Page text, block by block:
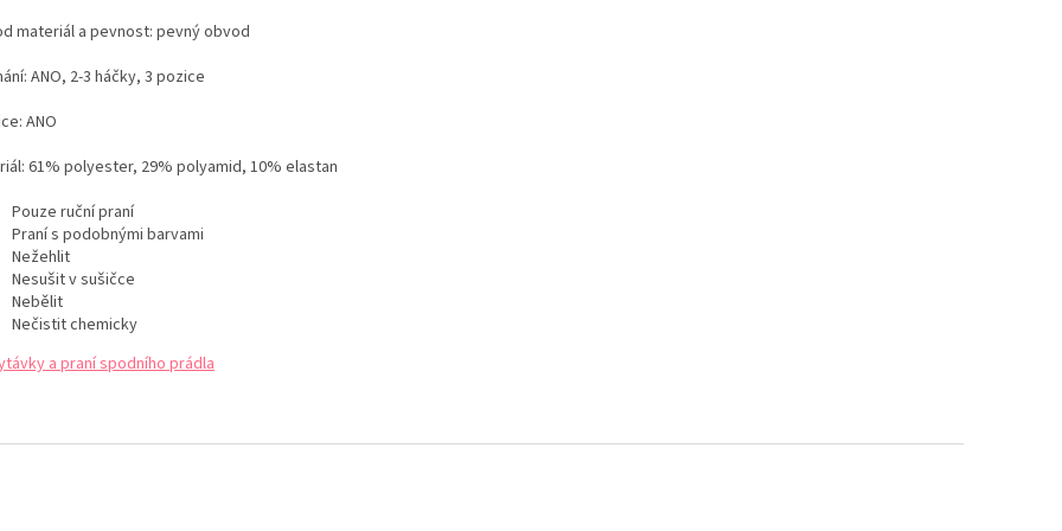
materiál a pevnost: pevný obvod
ANO, 2-3 háčky, 3 pozice
ANO
61% polyester, 29% polyamid, 10% elastan
Pouze ruční praní
Praní s podobnými barvami
Nežehlit
Nesušit v sušičce
Nebělit
Nečistit chemicky
a praní spodního prádla